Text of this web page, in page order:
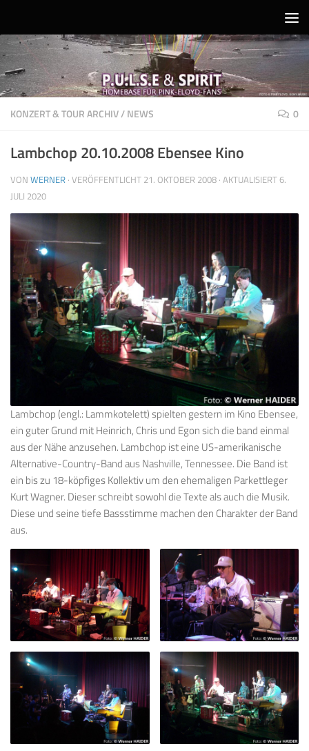
KONZERT & TOUR ARCHIV/NEWS 0
Lambchop 20.10.2008 Ebensee Kino
VON WERNER · VERÖFFENTLICHT 21. OKTOBER 2008 · AKTUALISIERT6.
JULI 2020
Lambchop (engl.: Lammkotelett) spielten gestern im Kino Ebensee,
ein guter Grund mit Heinrich, Chris und Egon sich die band einmal
aus der Nähe anzusehen. Lambchop ist eine US-amerikanische
Alternative-Country-Band aus Nashville, Tennessee. Die Band ist
ein bis zu 18-köpfiges Kollektiv um den ehemaligen Parkettleger
Kurt Wagner. Dieser schreibt sowohl die Texte als auch die Musik.
Diese und seine tiefe Bassstimme machen den Charakter der Band
aus.